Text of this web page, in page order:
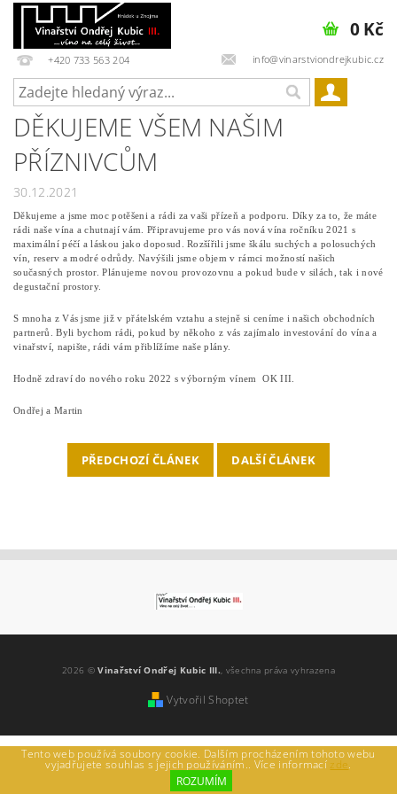
+420 733 563 204 info@vinarstviondrejkubic.cz
0 Kč
DĚKUJEME VŠEM NAŠIM
PŘÍZNIVCŮM
30.12.2021
Děkujeme a jsme moc potěšeni a rádi za vaši přízeň a podporu. Díky za to, že máte
rádi naše vína a chutnají vám. Připravujeme pro vás nová vína ročníku 2021 s
maximální péčí a láskou jako doposud. Rozšířili jsme škálu suchých a polosuchých
vín, reserv a modré odrůdy. Navýšili jsme objem v rámci možností našich
současných prostor. Plánujeme novou provozovnu a pokud bude v silách, tak i nové
degustační prostory.
S mnoha z Vás jsme již v přátelském vztahu a stejně si ceníme i našich obchodních
partnerů. Byli bychom rádi, pokud by někoho z vás zajímalo investování do vína a
vinařství, napište, rádi vám přiblížíme naše plány.
Hodně zdraví do nového roku 2022 s výborným vínem OK III.
Ondřej a Martin
PŘEDCHOZÍ ČLÁNEK DALŠÍ ČLÁNEK
2026 ©Vinařství Ondřej Kubic III., všechna práva vyhrazena
Vytvořil Shoptet
Tento web používá soubory cookie. Dalším procházením tohoto webu
vyjadřujete souhlas s jejich používáním.. Více informací zde.
ROZUMÍM